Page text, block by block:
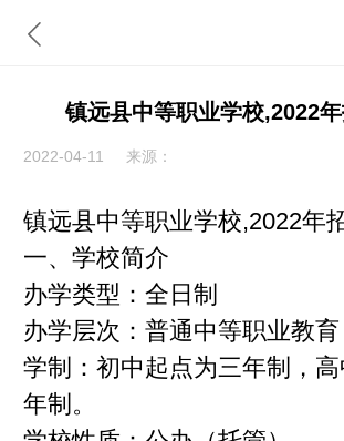
镇远县中等职业学校,2022
2022-04-11 来源：
镇远县中等职业学校,2022年
一、学校简介
办学类型：全日制
办学层次：普通中等职业教育
学制：初中起点为三年制，
年制。